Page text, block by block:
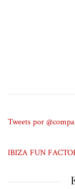
Tweets por
IBIZA FUN